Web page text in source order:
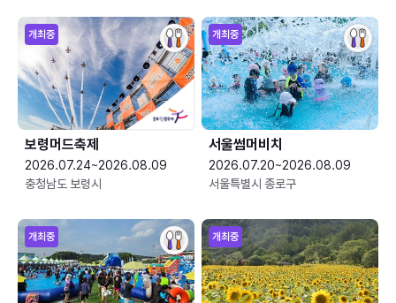
개최중
보령머드축제
2026.07.24~2026.08.09
충청남도 보령시
개최중
서울썸머비치
2026.07.20~2026.08.09
서울특별시 종로구
개최중 개최중